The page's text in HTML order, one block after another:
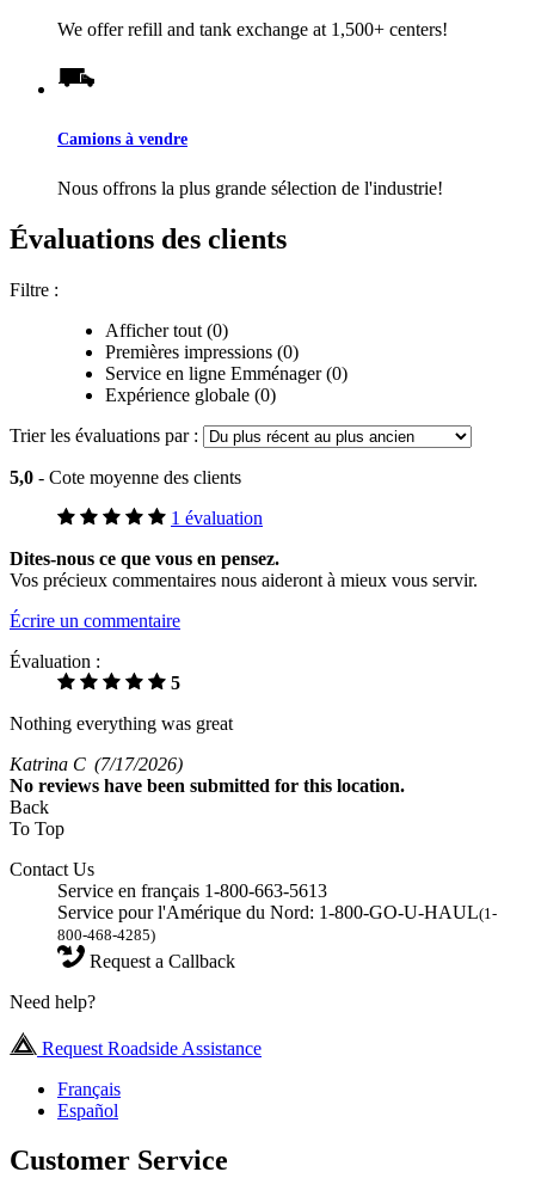
We offer refill and tank exchange at 1,500+ centers!
Camions à vendre
Nous offrons la plus grande sélection de l'industrie!
Évaluations des clients
Filtre :
Afficher tout (0)
Premières impressions (0)
Service en ligne Emménager (0)
Expérience globale (0)
Trier les évaluations par :
5,0 - Cote moyenne des clients
1 évaluation
Dites-nous ce que vous en pensez.
Vos précieux commentaires nous aideront à mieux vous servir.
Écrire un commentaire
Évaluation :
5
Nothing everything was great
Katrina C (7/17/2026)
No reviews have been submitted for this location.
Back
To Top
Contact Us
Service en français 1-800-663-5613
Service pour l'Amérique du Nord: 1-800-GO-U-HAUL(1-
800-468-4285)
Request a Callback
Need help?
Request Roadside Assistance
Français
Español
Customer Service